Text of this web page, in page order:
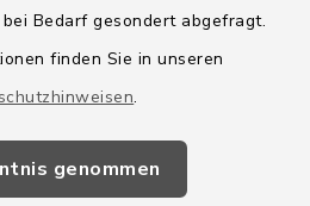
Bedarf gesondert abgefragt.
finden Sie in unseren
.
genommen